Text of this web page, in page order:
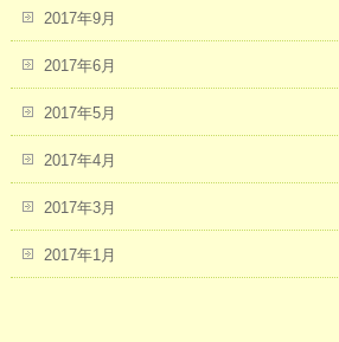
2017年9月
2017年6月
2017年5月
2017年4月
2017年3月
2017年1月